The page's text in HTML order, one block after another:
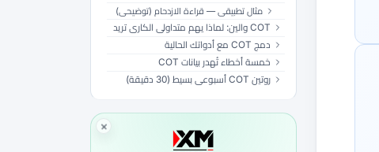
مثال تطبيقي — قراءة الازدحام (توضيحي)
دمج COT مع أدواتك الحالية
خمسة أخطاء تُهدر بيانات COT
روتين COT أسبوعي بسيط (30 دقيقة)